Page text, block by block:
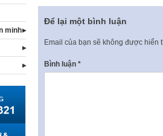
Để lại một bình luận
Email của bạn sẽ không được hiển
Bình luận *
minh